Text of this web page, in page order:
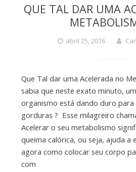
QUE TAL DAR UMA
abril 25, 2016
Que Tal dar uma Acelerada no
sabia que neste exato minuto,
organismo está dando duro para
gorduras ? Esse milagreiro
Acelerar o seu metabolismo
queima calórica, ou seja, ajuda a
agora como colocar seu corpo
com